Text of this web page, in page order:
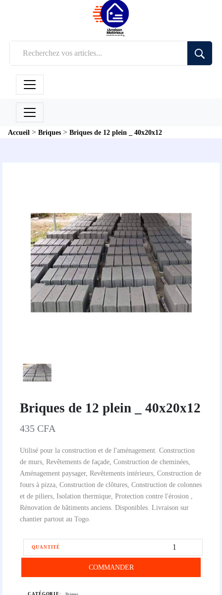
Accueil > Briques > Briques de 12 plein _ 40x20x12
Briques de 12 plein _ 40x20x12
435 CFA
Utilisé pour la construction et de l'aménagement. Construction
de murs, Revêtements de façade, Construction de cheminées,
Aménagement paysager, Revêtements intérieurs, Construction de
fours à pizza, Construction de clôtures, Construction de colonnes
et de piliers, Isolation thermique, Protection contre l'érosion ,
Rénovation de bâtiments anciens. Disponibles. Livraison sur
chantier partout au Togo.
QUANTITÉ
COMMANDER